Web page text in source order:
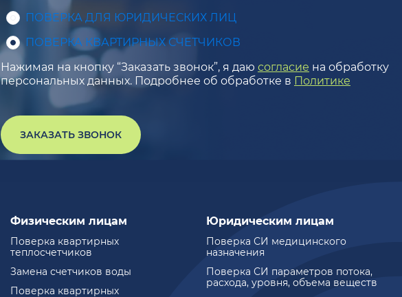
ПОВЕРКА ДЛЯ ЮРИДИЧЕСКИХ ЛИЦ
ПОВЕРКА КВАРТИРНЫХ СЧЕТЧИКОВ
Нажимая на кнопку “Заказать звонок”, я даю согласие на обработку
персональных данных. Подробнее об обработке в Политике
ЗАКАЗАТЬ ЗВОНОК
Физическим лицам
Поверка квартирных
теплосчетчиков
Замена счетчиков воды
Поверка квартирных
Юридическим лицам
Поверка СИ медицинского
назначения
Поверка СИ параметров потока,
расхода, уровня, объема веществ